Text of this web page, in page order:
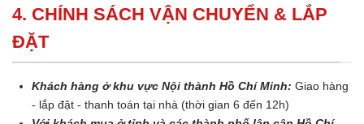
4. CHÍNH SÁCH VẬN CHUYỂN & LẮP
ĐẶT
Khách hàng ở khu vực Nội thành Hồ Chí Minh: Giao hàng
- lắp đặt - thanh toán tại nhà (thời gian 6 đến 12h)